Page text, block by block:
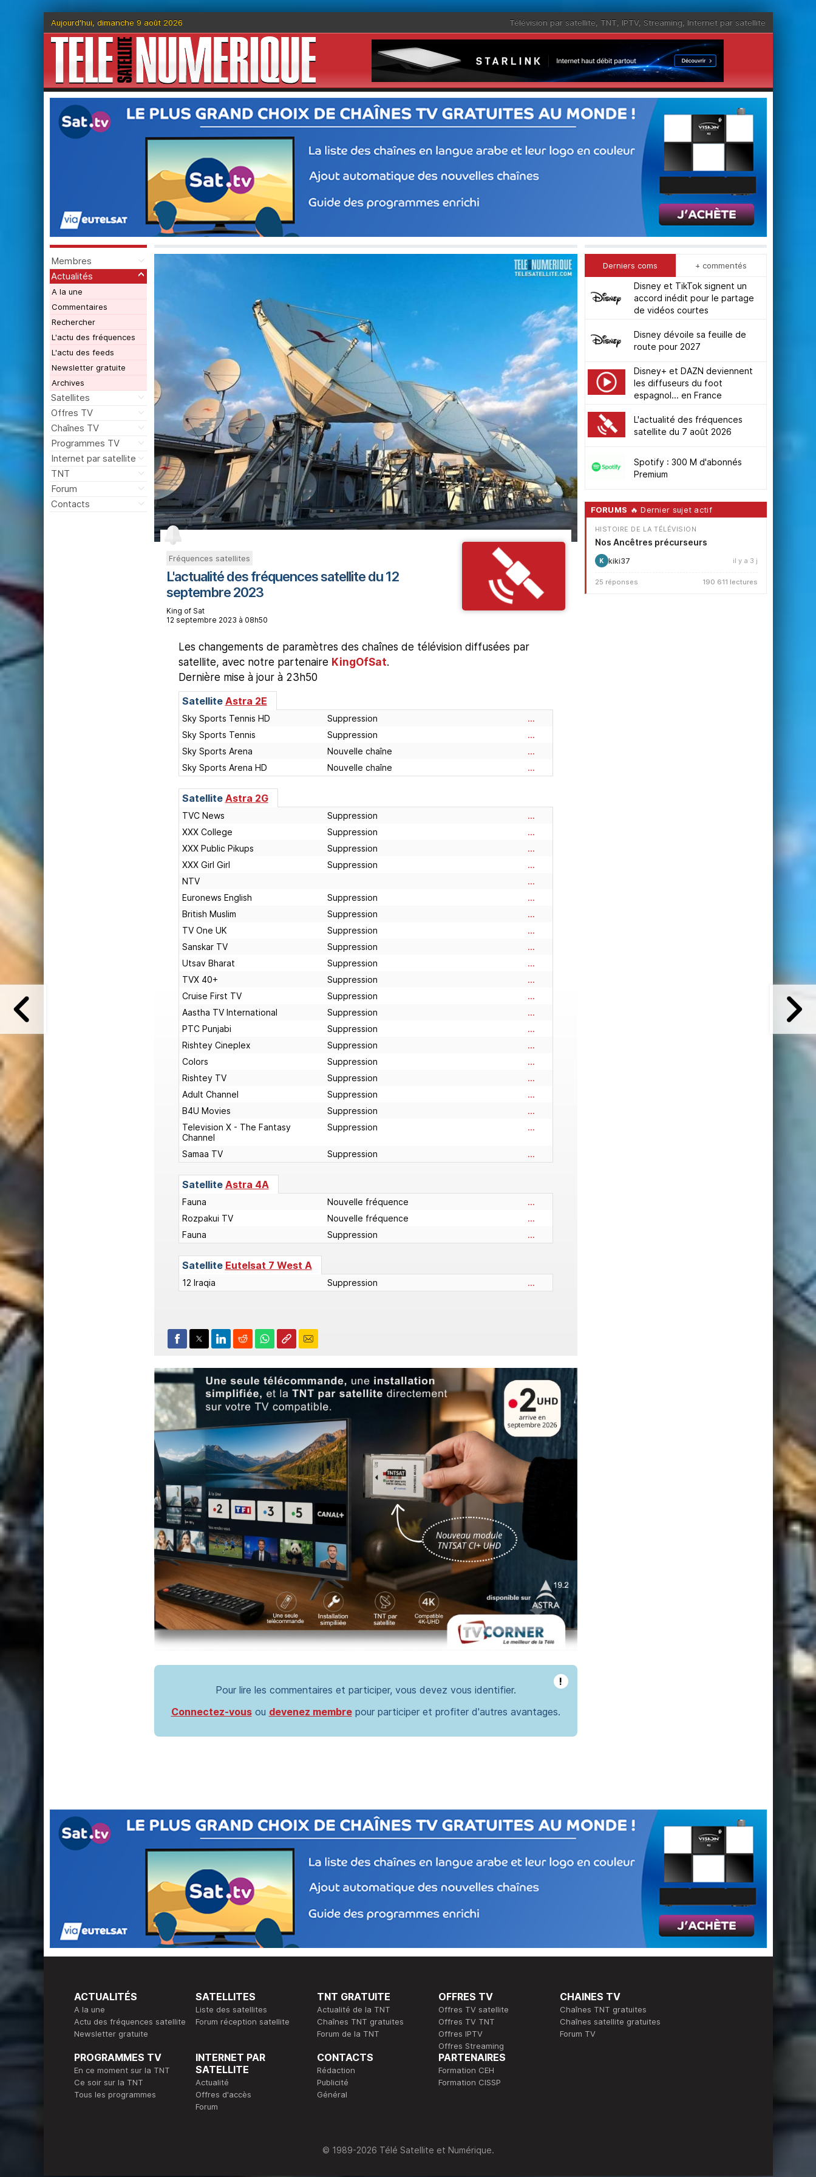
Aujourd'hui, dimanche 9 août 2026 Télévision par satellite, TNT, IPTV, Streaming, Internet par satellite
Membres
Actualités
A la une
Commentaires
Rechercher
L'actu des fréquences
L'actu des feeds
Newsletter gratuite
Archives
Satellites
Offres TV
Chaînes TV
Programmes TV
Internet par satellite
TNT
Forum
Contacts
Fréquences satellites
L'actualité des fréquences satellite du 12
septembre 2023
King of Sat
12 septembre 2023 à 08h50
Les changements de paramètres des chaînes de télévision diffusées par
satellite, avec notre partenaire KingOfSat.
Dernière mise à jour à 23h50
Satellite Astra 2E
Sky Sports Tennis HD Suppression
...
Sky Sports Tennis
Suppression
...
Sky Sports Arena
Nouvelle chaîne
...
Sky Sports Arena HD
Nouvelle chaîne ...
Satellite Astra 2G
TVC News Suppression
...
XXX College
Suppression
...
XXX Public Pikups
Suppression
...
XXX Girl Girl
Suppression
...
NTV
...
Euronews English
Suppression
...
British Muslim
Suppression
...
TV One UK
Suppression
...
Sanskar TV
Suppression
...
Utsav Bharat
Suppression
...
TVX 40+
Suppression
...
Cruise First TV
Suppression
...
Aastha TV International
Suppression
...
PTC Punjabi
Suppression
...
Rishtey Cineplex
Suppression
...
Colors
Suppression
...
Rishtey TV
Suppression
...
Adult Channel
Suppression
...
B4U Movies
Suppression
...
Television X - The Fantasy
Channel
Suppression ...
Samaa TV Suppression ...
Satellite Astra 4A
Fauna Nouvelle fréquence
...
Rozpakui TV
Nouvelle fréquence
...
Fauna
Suppression ...
Satellite Eutelsat 7 West A
12 Iraqia Suppression ...
!
Pour lire les commentaires et participer, vous devez vous identifier.
Connectez-vousou devenez membrepour participer et profiter d'autres avantages.
Derniers coms + commentés
Disney et TikTok signent un
accord inédit pour le partage
de vidéos courtes
Disney dévoile sa feuille de
route pour 2027
Disney+ et DAZN deviennent
les diffuseurs du foot
espagnol... en France
L'actualité des fréquences
satellite du 7 août 2026
Spotify : 300 M d'abonnés
Premium
FORUMS 🔥 Dernier sujet actif
HISTOIRE DE LA TÉLÉVISION
Nos Ancêtres précurseurs
K kiki37 il y a 3 j
25 réponses 190 611 lectures
ACTUALITÉS
A la une
Actu des fréquences satellite
Newsletter gratuite
SATELLITES
Liste des satellites
Forum réception satellite
TNT GRATUITE
Actualité de la TNT
Chaînes TNT gratuites
Forum de la TNT
OFFRES TV
Offres TV satellite
Offres TV TNT
Offres IPTV
Offres Streaming
CHAINES TV
Chaînes TNT gratuites
Chaînes satellite gratuites
Forum TV
PROGRAMMES TV
En ce moment sur la TNT
Ce soir sur la TNT
Tous les programmes
INTERNET PAR
SATELLITE
Actualité
Offres d'accès
Forum
CONTACTS
Rédaction
Publicité
Général
PARTENAIRES
Formation CEH
Formation CISSP
© 1989-2026 Télé Satellite et Numérique.